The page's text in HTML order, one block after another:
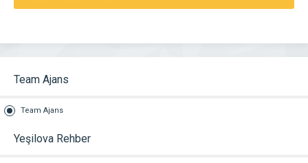
Team Ajans
Team Ajans
Yeşilova Rehber